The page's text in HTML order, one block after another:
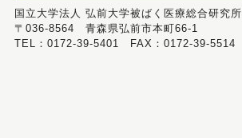
国立大学法人 弘前大学被ばく医療総合研究所
〒036-8564 青森県弘前市本町66-1
TEL：0172-39-5401 FAX：0172-39-5514